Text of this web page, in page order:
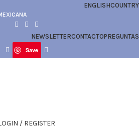
ENGLISHCOUNTRY
NEWSLETTERCONTACTOPREGUNTAS
Save
/ REGISTER